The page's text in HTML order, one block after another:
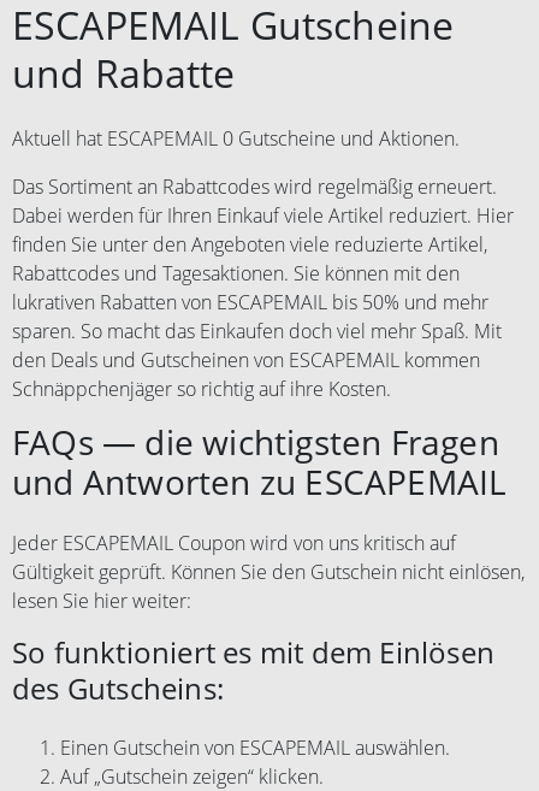
ESCAPEMAIL Gutscheine
und Rabatte
Aktuell hat ESCAPEMAIL 0 Gutscheine und Aktionen.
Das Sortiment an Rabattcodes wird regelmäßig erneuert.
Dabei werden für Ihren Einkauf viele Artikel reduziert. Hier
finden Sie unter den Angeboten viele reduzierte Artikel,
Rabattcodes und Tagesaktionen. Sie können mit den
lukrativen Rabatten von ESCAPEMAIL bis 50% und mehr
sparen. So macht das Einkaufen doch viel mehr Spaß. Mit
den Deals und Gutscheinen von ESCAPEMAIL kommen
Schnäppchenjäger so richtig auf ihre Kosten.
FAQs — die wichtigsten Fragen
und Antworten zu ESCAPEMAIL
Jeder ESCAPEMAIL Coupon wird von uns kritisch auf
Gültigkeit geprüft. Können Sie den Gutschein nicht einlösen,
lesen Sie hier weiter:
So funktioniert es mit dem Einlösen
des Gutscheins:
Einen Gutschein von ESCAPEMAIL auswählen.
Auf „Gutschein zeigen“ klicken.